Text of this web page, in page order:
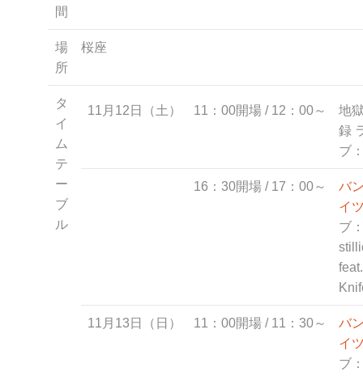
間
場
所
桜座
タ
イ
ム
テ
ー
ブ
ル
11月12日（土） 11：00開場 / 12：00～
地
録
ブ
16：30開場 / 17：00～
バ
イ
ブ
11月13日（日） 11：00開場 / 11：30～
バ
イ
ブ